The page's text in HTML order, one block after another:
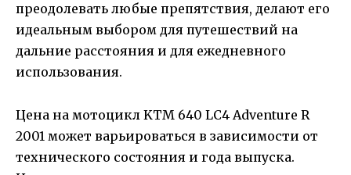
преодолевать любые препятствия, делают его
идеальным выбором для путешествий на
дальние расстояния и для ежедневного
использования.
Цена на мотоцикл KTM 640 LC4 Adventure R
2001 может варьироваться в зависимости от
технического состояния и года выпуска.